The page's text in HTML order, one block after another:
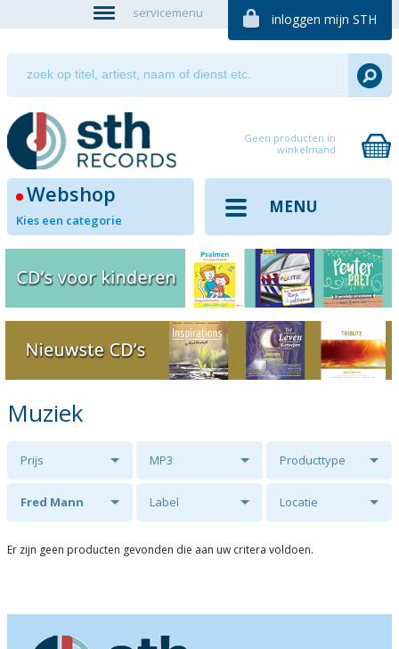
servicemenu inloggen mijn STH
Geen producten in
winkelmand
Webshop
Kies een categorie
MENU
Muziek
Prijs MP3 Producttype
Fred Mann Label Locatie
Er zijn geen producten gevonden die aan uw critera voldoen.